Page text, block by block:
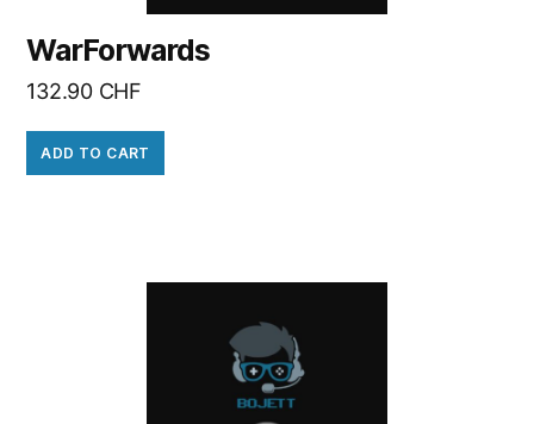
WarForwards
132.90 CHF
ADD TO CART